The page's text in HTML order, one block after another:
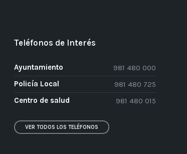
Teléfonos de Interés
Ayuntamiento
981 480 000
Policía Local
981 480 725
Centro de salud
981 480 015
VER TODOS LOS TELÉFONOS